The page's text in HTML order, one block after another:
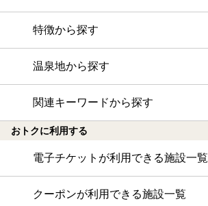
特徴から探す
温泉地から探す
関連キーワードから探す
おトクに利用する
電子チケットが利用できる施設一覧
クーポンが利用できる施設一覧